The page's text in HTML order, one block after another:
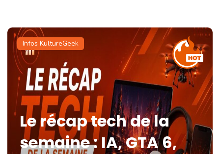
Infos KultureGeek
Le récap tech de la
semaine : IA, GTA 6,